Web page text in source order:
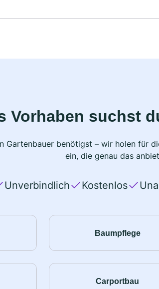
Vorhaben suchst
Gartenbauer benötigst – wir holen für
ein, die genau das
Unverbindlich Kostenlos
Baumpflege
Carportbau